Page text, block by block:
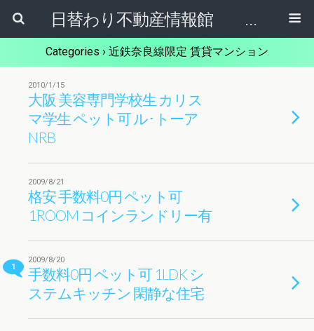
日替わり不動産情報館 リア･ライブログ
Categories › 近鉄奈良線限定 賃貸マンション
2010/1/15
大阪 美容専門学校生 カリス
マ学生 ペット可 ル･トーア
NRB
2009/8/21
格安 手数料0円 ペット可
1ROOM コインランドリー有
1
2009/8/20
手数料0円 ペット可 1LDK シ
ステムキッチン 閑静な住宅